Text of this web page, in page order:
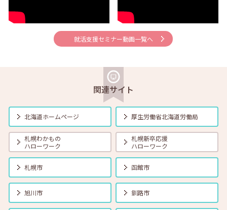
2026年08月01日(土) 在職者
【オンライン】8月13日（木）就職活動のススメ方 14:00～14:30
【帯広・対面】8月17日（月）就勝塾 自己分析 ～自分を知って就職活
2026年08月01日(土) セミナー 在職者 学生 求職者
【オンライン】8月18日（火） 転職前に知っておきたい「部下力」ア
ップセミナー～新しい職場で無理なくキャッチアップするためのコミ
ュニケーション術～ 14:00～14:45 定員40名
2026年08月01日(土) 在職者 学生
【函館・対面】8月19日（水）就勝塾 タイプ別「対人ストレス」を減
らす方法 13:30～14:30
就活支援セミナー動画一覧へ
関連サイト
北海道ホームページ 厚生労働省北海道労働局
札幌わかもの
ハローワーク
札幌新卒応援
ハローワーク
札幌市 函館市
旭川市 釧路市